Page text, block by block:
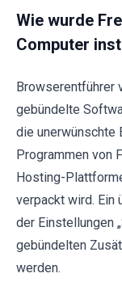
Wie wurde
Computer
Browserentführer
gebündelte
die unerwünschte
Programmen von
Hosting-
verpackt wird. Ein
der Einstellungen
gebündelten
werden.